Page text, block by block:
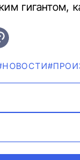
гигантом,